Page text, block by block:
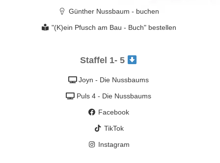
Günther Nussbaum - buchen
"(K)ein Pfusch am Bau - Buch" bestellen
Staffel 1- 5
Joyn - Die Nussbaums
Puls 4 - Die Nussbaums
Facebook
TikTok
Instagram